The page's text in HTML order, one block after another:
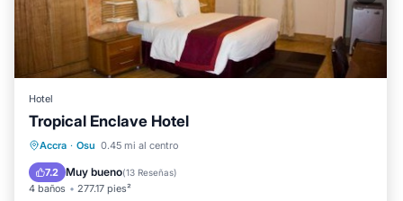
Hotel
Tropical Enclave Hotel
Accra · Osu 0.45 mi al centro
7.2 Muy bueno(13 Reseñas)
4 baños 277.17 pies²
Desayuno
Aparcamiento
Balcón/Terraza